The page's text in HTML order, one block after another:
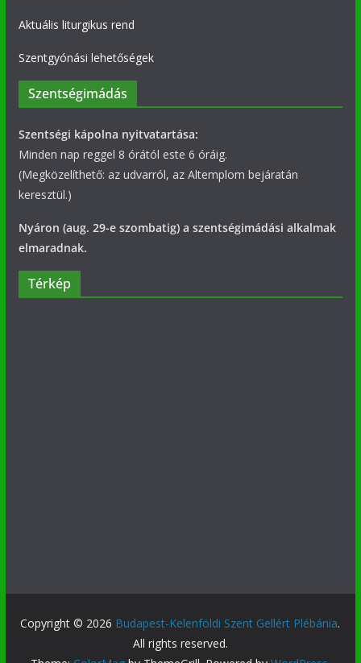
Aktuális liturgikus rend
Szentgyónási lehetőségek
Szentségimádás
Szentségi kápolna nyitvatartása:
Minden nap reggel 8 órától este 6 óráig.
(Megközelíthető: az udvarról, az Altemplom bejáratán
keresztül.)
Nyáron (aug. 29-e szombatig) a szentségimádási alkalmak
elmaradnak.
Térkép
Copyright © 2026 Budapest-Kelenföldi Szent Gellért Plébánia.
All rights reserved.